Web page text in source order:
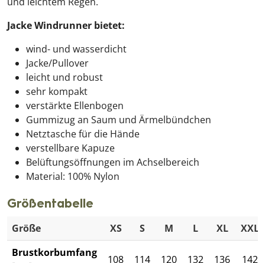
Jacke Windrunner bietet:
wind- und wasserdicht
Jacke/Pullover
leicht und robust
sehr kompakt
verstärkte Ellenbogen
Gummizug an Saum und Ärmelbündchen
Netztasche für die Hände
verstellbare Kapuze
Belüftungsöffnungen im Achselbereich
Material: 100% Nylon
Größentabelle
Größe XS S M L XL
XXL
Brustkorbumfang
108 114 120 132 136 142